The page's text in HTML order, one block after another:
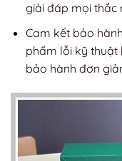
giải đáp mọi thắc
Cam kết bảo
phẩm lỗi kỹ thuật
bảo hành đơn